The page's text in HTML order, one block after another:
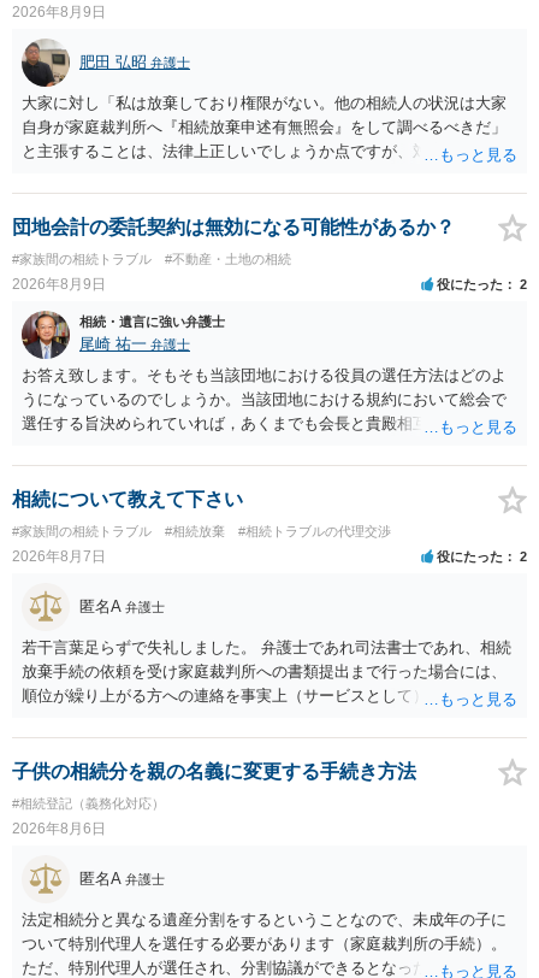
2026年8月9日
肥田 弘昭 弁護士
大家に対し「私は放棄しており権限がない。他の相続人の状況は大家
自身が家庭裁判所へ『相続放棄申述有無照会』をして調べるべきだ」
と主張することは、法律上正しいでしょうか点ですが、対応としては
のは危険であること、利害関係人の大家としては、相続人を調査し
て、相続の有無や相続するのであれば退去等の話をその者とするのが
団地会計の委託契約は無効になる可能性があるか？
#家族間の相続トラブル #不動産・土地の相続
2026年8月9日 役にたった 2
相続・遺言に強い弁護士
尾崎 祐一 弁護士
お答え致します。そもそも当該団地における役員の選任方法はどのよ
うになっているのでしょうか。当該団地における規約において総会で
選任する旨決められていれば，あくまでも会長と貴殿相互間における
し，団地と貴殿との委託契約は有効に成立しています。当該団地にお
ける役員の選任が会長の専権でできるのであれば，貴殿と会長との合
相続について教えて下さい
#家族間の相続トラブル #相続放棄 #相続トラブルの代理交渉
2026年8月7日 役にたった 2
匿名A 弁護士
若干言葉足らずで失礼しました。 弁護士であれ司法書士であれ、相続
放棄手続の依頼を受け家庭裁判所への書類提出まで行った場合には、
順位が繰り上がる方への連絡を事実上（サービスとして）行うことは
できない、という意味でした。
子供の相続分を親の名義に変更する手続き方法
#相続登記（義務化対応）
2026年8月6日
匿名A 弁護士
法定相続分と異なる遺産分割をするということなので、未成年の子に
ついて特別代理人を選任する必要があります（家庭裁判所の手続）。
ただ、特別代理人が選任され、分割協議ができるとなったとしても、